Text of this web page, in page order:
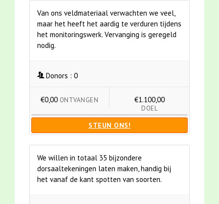
Van ons veldmateriaal verwachten we veel,
maar het heeft het aardig te verduren tijdens
het monitoringswerk. Vervanging is geregeld
nodig.
Donors : 0
€0,00 ONTVANGEN €1.100,00
DOEL
STEUN ONS!
We willen in totaal 35 bijzondere
dorsaaltekeningen laten maken, handig bij
het vanaf de kant spotten van soorten.